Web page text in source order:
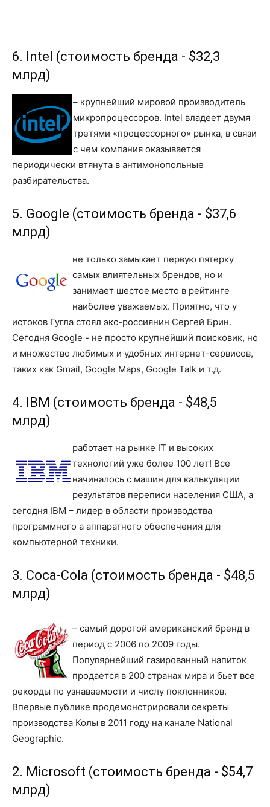
6. Intel (стоимость бренда - $32,3
млрд)
– крупнейший мировой производитель
микропроцессоров. Intel владеет двумя
третями «процессорного» рынка, в связи
с чем компания оказывается
периодически втянута в антимонопольные
разбирательства.
5. Google (стоимость бренда - $37,6
млрд)
не только замыкает первую пятерку
самых влиятельных брендов, но и
занимает шестое место в рейтинге
наиболее уважаемых. Приятно, что у
истоков Гугла стоял экс-россиянин Сергей Брин.
Сегодня Google - не просто крупнейший поисковик, но
и множество любимых и удобных интернет-сервисов,
таких как Gmail, Google Maps, Google Talk и т.д.
4. IBM (стоимость бренда - $48,5
млрд)
работает на рынке IT и высоких
технологий уже более 100 лет! Все
начиналось с машин для калькуляции
результатов переписи населения США, а
сегодня IBM – лидер в области производства
программного а аппаратного обеспечения для
компьютерной техники.
3. Coca-Cola (стоимость бренда - $48,5
млрд)
– самый дорогой американский бренд в
период с 2006 по 2009 годы.
Популярнейший газированный напиток
продается в 200 странах мира и бьет все
рекорды по узнаваемости и числу поклонников.
Впервые публике продемонстрировали секреты
производства Колы в 2011 году на канале National
Geographic.
2. Microsoft (стоимость бренда - $54,7
млрд)